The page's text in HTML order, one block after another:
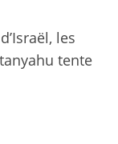
les
tente